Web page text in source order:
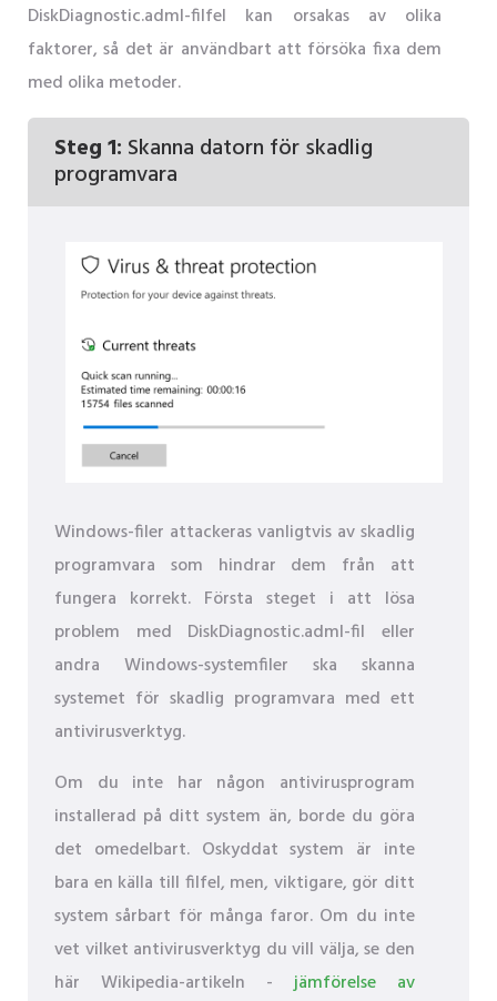
DiskDiagnostic.adml-filfel kan orsakas av olika
faktorer, så det är användbart att försöka fixa dem
med olika metoder.
Steg 1: Skanna datorn för skadlig
programvara
Windows-filer attackeras vanligtvis av skadlig
programvara som hindrar dem från att
fungera korrekt. Första steget i att lösa
problem med DiskDiagnostic.adml-fil eller
andra Windows-systemfiler ska skanna
systemet för skadlig programvara med ett
antivirusverktyg.
Om du inte har någon antivirusprogram
installerad på ditt system än, borde du göra
det omedelbart. Oskyddat system är inte
bara en källa till filfel, men, viktigare, gör ditt
system sårbart för många faror. Om du inte
vet vilket antivirusverktyg du vill välja, se den
här Wikipedia-artikeln -jämförelse av